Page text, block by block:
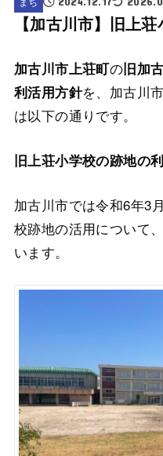
【加古川市】旧上
加古川市上荘町の旧加
利活用方針を、加古川
は以下の通りです。
旧上荘小学校の跡地の
加古川市では令和6年3
校跡地の活用について
います。